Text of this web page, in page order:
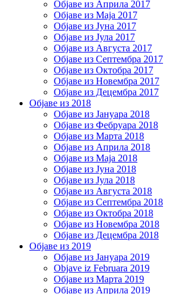
Објаве из Априла 2017
Објаве из Маја 2017
Објаве из Јуна 2017
Објаве из Јула 2017
Објаве из Августа 2017
Објаве из Септембра 2017
Објаве из Октобра 2017
Објаве из Новембра 2017
Објаве из Децембра 2017
Објаве из 2018
Објаве из Јануара 2018
Објаве из Фебруара 2018
Објаве из Марта 2018
Објаве из Априла 2018
Објаве из Маја 2018
Објаве из Јуна 2018
Објаве из Јула 2018
Објаве из Августа 2018
Објаве из Септембра 2018
Објаве из Октобра 2018
Објаве из Новембра 2018
Објаве из Децембра 2018
Објаве из 2019
Објаве из Јануара 2019
Objave iz Februara 2019
Објаве из Марта 2019
Објаве из Априла 2019